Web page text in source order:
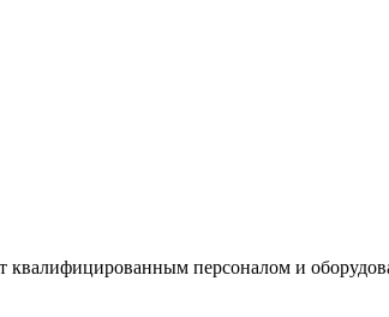
квалифицированным персоналом и